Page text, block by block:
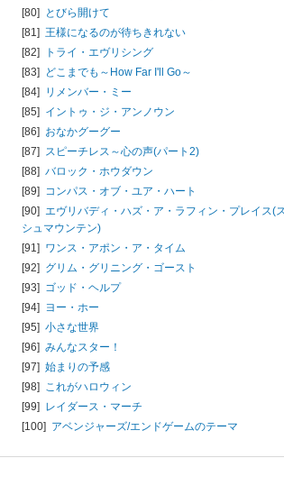
[80] とびら開けて
[81] 王様になるのが待ちきれない
[82]
トライ・エヴリシング
[83] どこまでも～How Far I'll Go～
[84] リメンバー・ミー
[85] イントゥ・ジ・アンノウン
[86] おなかグーグー
[87] スピーチレス～心の声(パート2)
[88] バロック・ホウダウン
[89] コンパス・オブ・ユア・ハート
[90] エヴリバディ・ハズ・ア・ラフィン・プレイス(
シュマウンテン)
[91] ワンス・アポン・ア・タイム
[92] グリム・グリニング・ゴースト
[93] ゴッド・ヘルプ
[94] ヨー・ホー
[95] 小さな世界
[96] みんなスター！
[97] 始まりの予感
[98] これがハロウィン
[99] レイダース・マーチ
[100] アベンジャーズ/エンドゲームのテーマ